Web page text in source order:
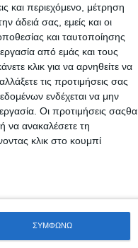
και περιεχόμενο, μέτρηση
άδειά σας, εμείς και οι
και ταυτοποίησης
από εμάς και τους
κλικ για να αρνηθείτε να
τις προτιμήσεις σας
ενδέχεται να μην
Οι προτιμήσεις σαςθα
να ανακαλέσετε τη
κλικ στο κουμπί
ΣΥΜΦΩΝΩ